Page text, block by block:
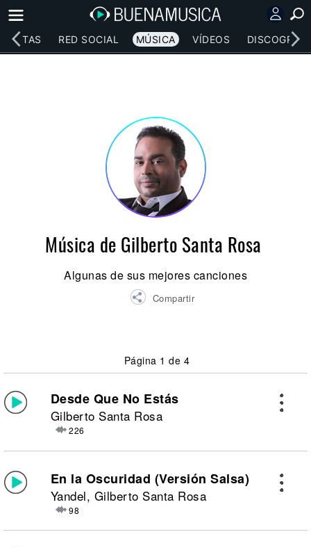
RED SOCIAL MÚSICA VÍDEOS
Música de Gilberto Santa Rosa
Algunas de sus mejores canciones
Compartir
Página 1 de 4
Desde Que No Estás
Gilberto Santa Rosa
226
En la Oscuridad (Versión Salsa)
Yandel, Gilberto Santa Rosa
98